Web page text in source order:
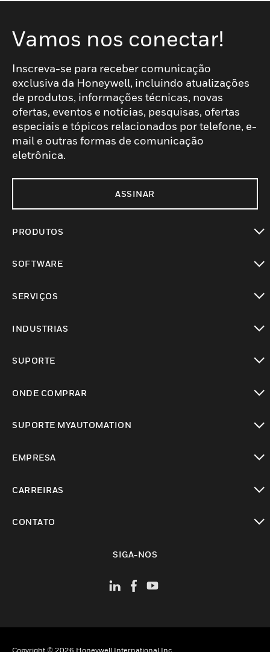
Vamos nos conectar!
Inscreva-se para receber comunicação
exclusiva da Honeywell, incluindo atualizações
de produtos, informações técnicas, novas
ofertas, eventos e notícias, pesquisas, ofertas
especiais e tópicos relacionados por telefone, e-
mail e outras formas de comunicação
eletrônica.
ASSINAR
PRODUTOS
SOFTWARE
SERVIÇOS
INDUSTRIAS
SUPORTE
ONDE COMPRAR
SUPORTE MYAUTOMATION
EMPRESA
CARREIRAS
CONTATO
SIGA-NOS
Copyright © 2026 Honeywell International Inc